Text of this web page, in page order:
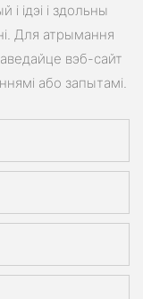
ідэі і здольны
Для атрымання
вэб-сайт
або запытамі.